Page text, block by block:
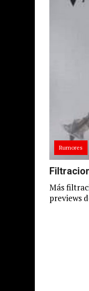
Rumores
Más
previews